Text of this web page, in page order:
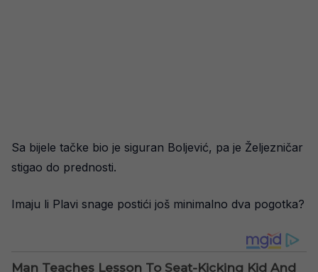
Sa bijele tačke bio je siguran Boljević, pa je Željezničar
stigao do prednosti.
Imaju li Plavi snage postići još minimalno dva pogotka?